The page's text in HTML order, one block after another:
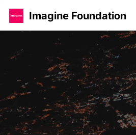
Imagine Foundation